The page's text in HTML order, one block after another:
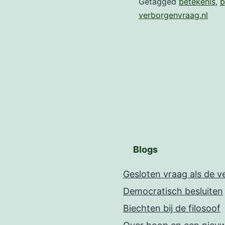
verborgenvraag.nl
Blogs
Gesloten vraag als de
Democratisch besluiten
Biechten bij de filosoof